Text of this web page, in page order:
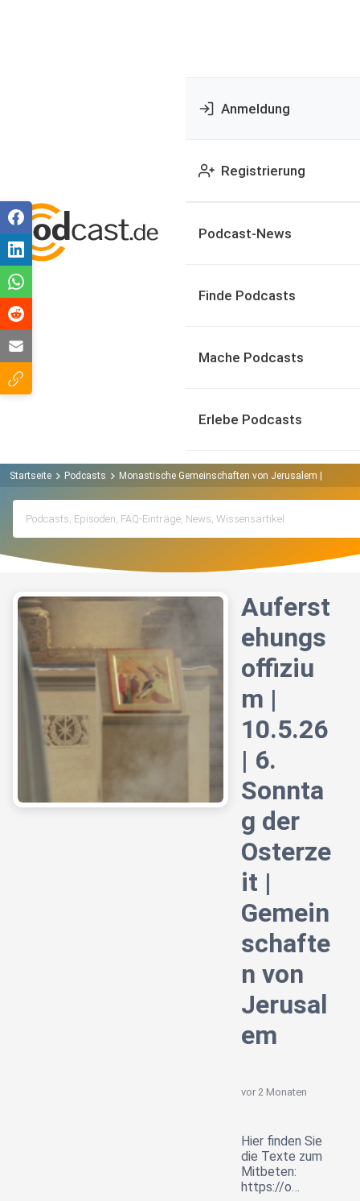
Anmeldung
Registrierung
Podcast-News
Finde Podcasts
Mache Podcasts
Erlebe Podcasts
Startseite Podcasts Monastische Gemeinschaften von Jerusalem | Köln
Auferst
ehungs
offiziu
m |
10.5.26
| 6.
Sonnta
g der
Osterze
it |
Gemein
schafte
n von
Jerusal
em
vor 2 Monaten
Hier finden Sie
die Texte zum
Mitbeten:
https://o…